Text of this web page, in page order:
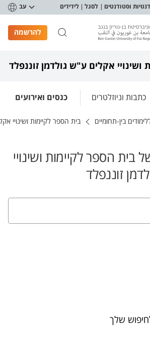
וסטודנטים לסגל לידידים עב
להרשמה
ושינויי אקלים ע"ש גולדמן זוננפלד
כתבות וניוזלטרים כנסים ואירועים
בין-תחומיים בית הספר לקיימות ושינויי
בית הספר לקיימות ושינויי
זוננפלד
שלך